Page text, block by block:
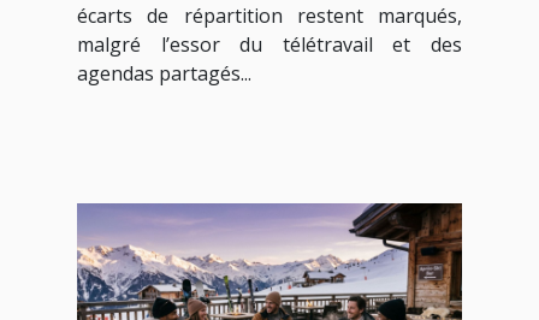
écarts de répartition restent marqués,
malgré l’essor du télétravail et des
agendas partagés...